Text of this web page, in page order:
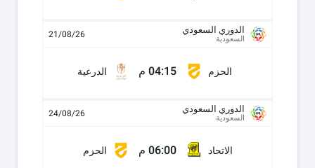
الدوري السعودي
السعودية 21/08/26
الحزم 04:15 م الدرعية
الدوري السعودي
السعودية 24/08/26
الاتحاد 06:00 م الحزم